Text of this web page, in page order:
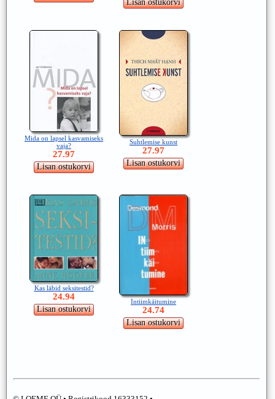
Mida on lapsel kasvamiseks
vaja?
27.97
Suhtlemise kunst
27.97
Kas läbid seksitestid?
24.94 Intiimkäitumine
24.74